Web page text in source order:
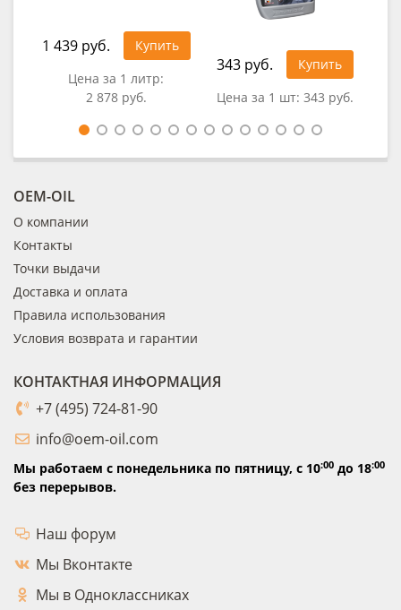
1 439 руб.
Купить
Цена за 1 литр:
2 878 руб.
343 руб.
Купить
Цена за 1 шт: 343 руб.
OEM-OIL
О компании
Контакты
Точки выдачи
Доставка и оплата
Правила использования
Условия возврата и гарантии
КОНТАКТНАЯ ИНФОРМАЦИЯ
+7 (495) 724-81-90
info@oem-oil.com
Мы работаем с понедельника по пятницу, с 10:00 до 18:00
без перерывов.
Наш форум
Мы Вконтакте
Мы в Одноклассниках